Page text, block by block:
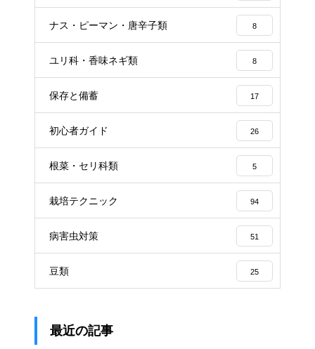
ナス・ピーマン・唐辛子類 8
ユリ科・香味ネギ類 8
保存と備蓄 17
初心者ガイド 26
根菜・セリ科類 5
栽培テクニック 94
病害虫対策 51
豆類 25
最近の記事